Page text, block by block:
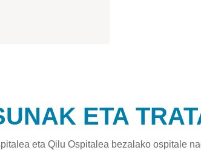
ETA
eta Qilu Ospitalea bezalako ospitale